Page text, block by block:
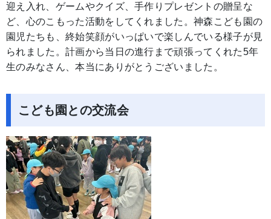
迎え入れ、ゲームやクイズ、手作りプレゼントの贈呈な
ど、心のこもった活動をしてくれました。神森こども園の
園児たちも、終始笑顔がいっぱいで楽しんでいる様子が見
られました。計画から当日の進行まで頑張ってくれた5年
生のみなさん、本当にありがとうございました。
こども園との交流会